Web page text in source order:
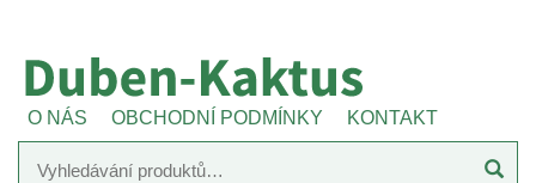
O NÁS OBCHODNÍ PODMÍNKY KONTAKT